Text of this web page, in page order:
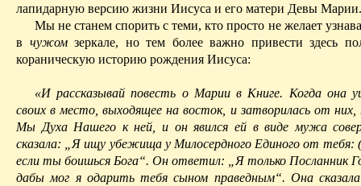
лапидарную версию жизни Иисуса и его матери Девы Марии.
Мы не станем спорить с теми, кто просто не желает
в чужомзеркале, но тем более важно привести здесь
кораническую историю рождения Иисуса:
«И рассказывай повесть о Марии в Книге. Когда она
своих в место, выходящее на восток, и затворилась от них,
Мы ДухаНашего к ней, и он явился ей в виде мужа
сказала: „Я ищу убежища уМилосердного Единого от тебя:
если ты боишься Бога“. Он ответил: „Я только Посланник
дабы мог я одарить тебя сыном праведным“. Она